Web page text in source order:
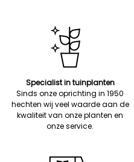
Specialist in tuinplanten
Sinds onze oprichting in 1950
hechten wij veel waarde aan de
kwaliteit van onze planten en
onze service.